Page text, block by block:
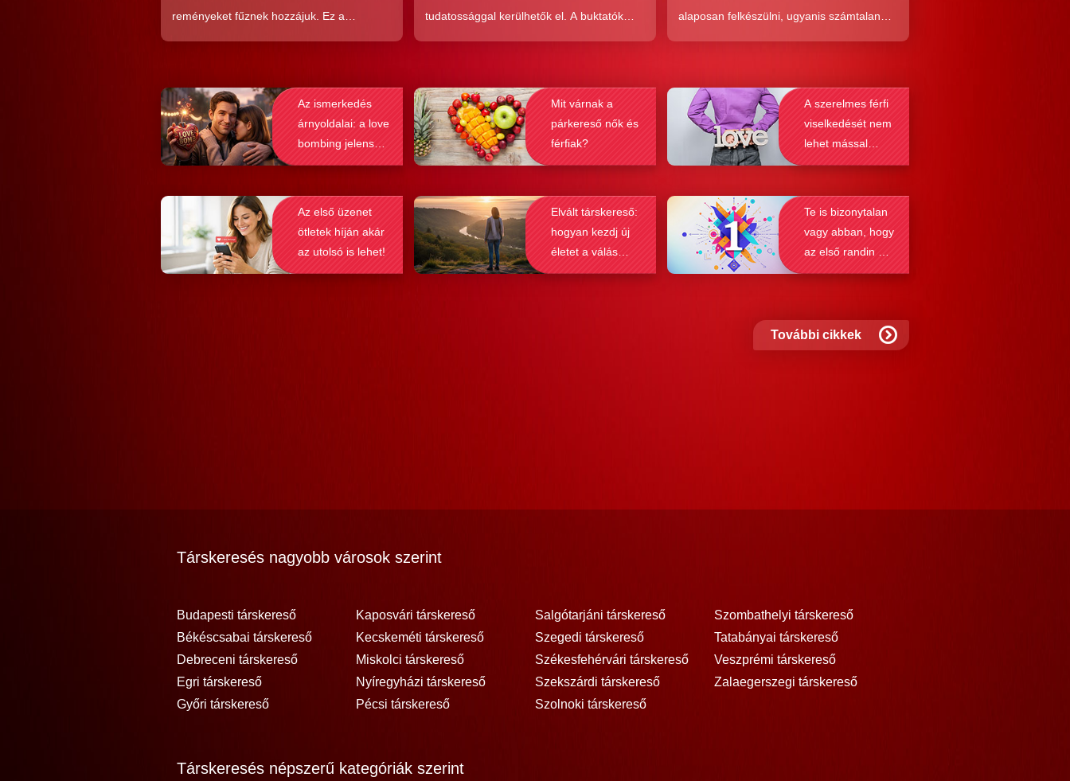
reményeket fűznek hozzájuk. Ez a
közkedveltség egyáltalán nem véletlen,
nagyon könnyen és gyorsan lehet sikereket
elérni a flörtölésben. A legfőbb kérdés
azonban az, hogy ezek az alkalmazások
valóban hozzásegítenek-e minket egy
tudatossággal kerülhetők el. A buktatók
ellenére ez a társkeresési forma joggal
hatékonyság, amit ad, nehezen
felülmúlható.
alaposan felkészülni, ugyanis számtalan
kudarctól képes megmenteni téged is az,
társkeresés működését, a párkapcsolatok
sikerének a receptjét, melyeket vizsgálva
bebizonyosodik, hogy a kötődési típusok
befolyásolják a társkeresést.
Az ismerkedés
árnyoldalai: a love
bombing jelenség
felismerése
Mit várnak a
párkereső nők és
férfiak?
A szerelmes férfi
viselkedését nem
lehet mással
összetéveszteni
Az első üzenet
ötletek híján akár
az utolsó is lehet!
Elvált társkereső:
hogyan kezdj új
életet a válás
után?
Te is bizonytalan
vagy abban, hogy
az első randin mit
szabad és mit
További cikkek
Társkeresés nagyobb városok szerint
Budapesti társkereső
Békéscsabai társkereső
Debreceni társkereső
Egri társkereső
Győri társkereső
Kaposvári társkereső
Kecskeméti társkereső
Miskolci társkereső
Nyíregyházi társkereső
Pécsi társkereső
Salgótarjáni társkereső
Szegedi társkereső
Székesfehérvári társkereső
Szekszárdi társkereső
Szolnoki társkereső
Szombathelyi társkereső
Tatabányai társkereső
Veszprémi társkereső
Zalaegerszegi társkereső
Társkeresés népszerű kategóriák szerint